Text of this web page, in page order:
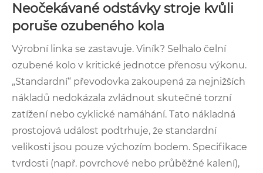
Neočekávané odstávky stroje kvůli
poruše ozubeného kola
Výrobní linka se zastavuje. Viník? Selhalo čelní
ozubené kolo v kritické jednotce přenosu výkonu.
„Standardní“ převodovka zakoupená za nejnižších
nákladů nedokázala zvládnout skutečné torzní
zatížení nebo cyklické namáhání. Tato nákladná
prostojová událost podtrhuje, že standardní
velikosti jsou pouze výchozím bodem. Specifikace
tvrdosti (např. povrchové nebo průběžné kalení),